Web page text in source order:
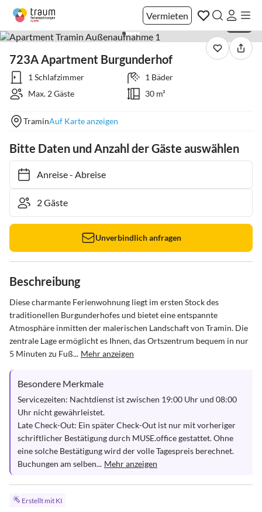
Vermieten
723A Apartment Burgunderhof
1 Schlafzimmer
1 Bäder
Max. 2 Gäste
30 m²
TraminAuf Karte anzeigen
Bitte Daten und Anzahl der Gäste auswählen
Anreise- Abreise
Unverbindlich anfragen
Beschreibung
Diese charmante Ferienwohnung liegt im ersten Stock des
traditionellen Burgunderhofes und bietet eine entspannte
Atmosphäre inmitten der malerischen Landschaft von Tramin. Die
zentrale Lage ermöglicht es Ihnen, das Ortszentrum bequem in nur
5 Minuten zu Fuß... Mehr anzeigen
Besondere Merkmale
Servicezeiten: Nachtdienst ist zwischen 19:00 Uhr und 08:00
Uhr nicht gewährleistet.
Late Check-Out: Ein später Check-Out ist nur mit vorheriger
schriftlicher Bestätigung durch MUSE.office gestattet. Ohne
eine solche Bestätigung wird der volle Tagespreis berechnet.
Buchungen am selben... Mehr anzeigen
Erstellt mit KI